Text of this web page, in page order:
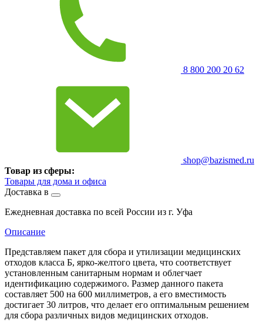
8 800 200 20 62
shop@bazismed.ru
Товар из сферы:
Товары для дома и офиса
Доставка в
Ежедневная доставка по всей России из г. Уфа
Описание
Представляем пакет для сбора и утилизации медицинских
отходов класса Б, ярко-желтого цвета, что соответствует
установленным санитарным нормам и облегчает
идентификацию содержимого. Размер данного пакета
составляет 500 на 600 миллиметров, а его вместимость
достигает 30 литров, что делает его оптимальным решением
для сбора различных видов медицинских отходов.